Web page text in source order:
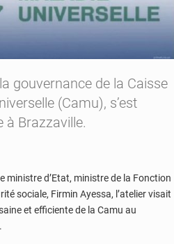
gouvernance de la Caisse
(Camu), s’est
à Brazzaville.
ministre d’Etat, ministre de la Fonction
sociale, Firmin Ayessa, l’atelier visait
et efficiente de la Camu au